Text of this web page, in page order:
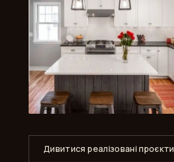
Дивитися реалізовані проєкти